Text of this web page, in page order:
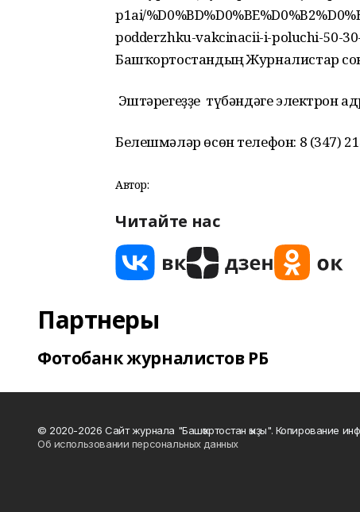
p1ai/
podderzhku-vakcinacii-i-poluchi-50-
Башҡортостандың Журналистар
Эштәрегеҙҙе түбәндәге электрон
Белешмәләр өсөн телефон: 8 (347)
Автор:
Читайте нас
Партнеры
Фотобанк журналистов РБ
© 2020-2026 Сайт журнала "Башҡортостан ҡыҙы". Копирование
Об использовании персональных данных